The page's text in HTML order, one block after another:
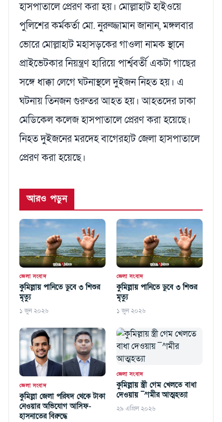
হাসপাতালে প্রেরণ করা হয়। মোল্লাহাট হাইওয়ে
পুলিশের কর্মকর্তা মো. নুরুজ্জামান জানান, মঙ্গলবার
ভোরে মোল্লাহাট মহাসড়কের গাওলা নামক স্থানে
প্রাইভেটকার নিয়ন্ত্রণ হারিয়ে পার্শ্ববর্তী একটা গাছের
সঙ্গে ধাক্কা লেগে ঘটনাস্থলে দুইজন নিহত হয়। এ
ঘটনায় তিনজন গুরুতর আহত হয়। আহতদের ঢাকা
মেডিকেল কলেজ হাসপাতালে প্রেরণ করা হয়েছে।
নিহত দুইজনের মরদেহ বাগেরহাট জেলা হাসপাতালে
প্রেরণ করা হয়েছে।
আরও পড়ুন
জেলা সংবাদ
কুমিল্লায় পানিতে ডুবে ৩ শিশুর
মৃত্যু
১ জুন ২০২৬
জেলা সংবাদ
কুমিল্লায় পানিতে ডুবে ৩ শিশুর
মৃত্যু
১ জুন ২০২৬
জেলা সংবাদ
কুমিল্লা জেলা পরিষদ থেকে টাকা
নেওয়ার অভিযোগ আসিফ-
হাসনাতের বিরুদ্ধে
জেলা সংবাদ
কুমিল্লায় স্ত্রী গেম খেলতে বাধা
দেওয়ায় ¯^ামীর আত্মহত্যা
২৯ এপ্রিল ২০২৬